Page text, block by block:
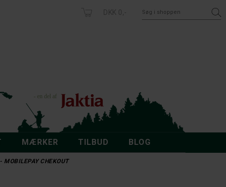
DKK 0,-
MÆRKER TILBUD BLOG
CHEKOUT